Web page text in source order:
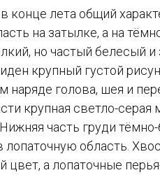
конце лета общий
на затылке, а на
но частый белесый и
крупный густой
наряде голова, шея и
крупная светло-
часть груди
лопаточную область.
цвет, а лопаточные